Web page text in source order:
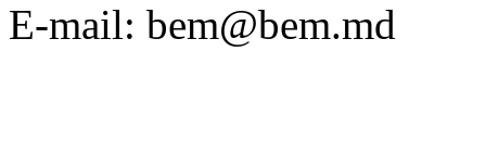
E-mail: bem@bem.md